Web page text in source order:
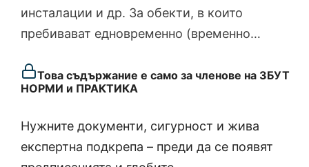
инсталации и др. За обекти, в които
пребивават едновременно (временно…
Това съдържание е само за членове на ЗБУТ
НОРМИ и ПРАКТИКА
Нужните документи, сигурност и жива
експертна подкрепа – преди да се появят